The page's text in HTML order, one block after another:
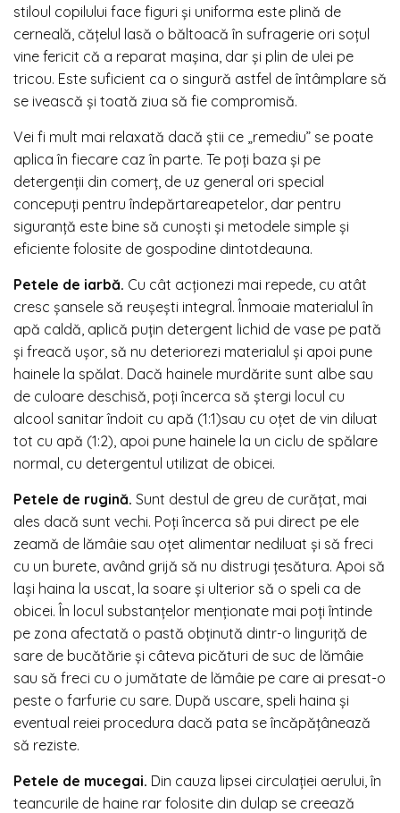
stiloul copilului face figuri și uniforma este plină de
cerneală, cățelul lasă o băltoacă în sufragerie ori soțul
vine fericit că a reparat mașina, dar și plin de ulei pe
tricou. Este suficient ca o singură astfel de întâmplare să
se ivească și toată ziua să fie compromisă.
Vei fi mult mai relaxată dacă știi ce „remediu” se poate
aplica în fiecare caz în parte. Te poți baza și pe
detergenții din comerț, de uz general ori special
concepuți pentru îndepărtareapetelor, dar pentru
siguranță este bine să cunoști și metodele simple și
eficiente folosite de gospodine dintotdeauna.
Petele de iarbă. Cu cât acționezi mai repede, cu atât
cresc șansele să reușești integral. Înmoaie materialul în
apă caldă, aplică puțin detergent lichid de vase pe pată
și freacă ușor, să nu deteriorezi materialul și apoi pune
hainele la spălat. Dacă hainele murdărite sunt albe sau
de culoare deschisă, poți încerca să ștergi locul cu
alcool sanitar îndoit cu apă (1:1)sau cu oțet de vin diluat
tot cu apă (1:2), apoi pune hainele la un ciclu de spălare
normal, cu detergentul utilizat de obicei.
Petele de rugină. Sunt destul de greu de curățat, mai
ales dacă sunt vechi. Poți încerca să pui direct pe ele
zeamă de lămâie sau oțet alimentar nediluat și să freci
cu un burete, având grijă să nu distrugi țesătura. Apoi să
lași haina la uscat, la soare și ulterior să o speli ca de
obicei. În locul substanțelor menționate mai poți întinde
pe zona afectată o pastă obținută dintr-o linguriță de
sare de bucătărie și câteva picături de suc de lămâie
sau să freci cu o jumătate de lămâie pe care ai presat-o
peste o farfurie cu sare. După uscare, speli haina și
eventual reiei procedura dacă pata se încăpățânează
să reziste.
Petele de mucegai. Din cauza lipsei circulației aerului, în
teancurile de haine rar folosite din dulap se creează